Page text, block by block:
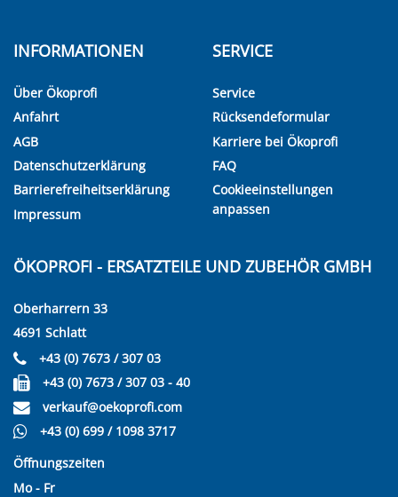
INFORMATIONEN
Über Ökoprofi
Anfahrt
AGB
Datenschutzerklärung
Barrierefreiheitserklärung
Impressum
SERVICE
Service
Rücksendeformular
Karriere bei Ökoprofi
FAQ
Cookieeinstellungen
anpassen
ÖKOPROFI - ERSATZTEILE UND ZUBEHÖR GMBH
Oberharrern 33
4691 Schlatt
+43 (0) 7673 / 307 03
+43 (0) 7673 / 307 03 - 40
verkauf@oekoprofi.com
+43 (0) 699 / 1098 3717
Öffnungszeiten
Mo - Fr